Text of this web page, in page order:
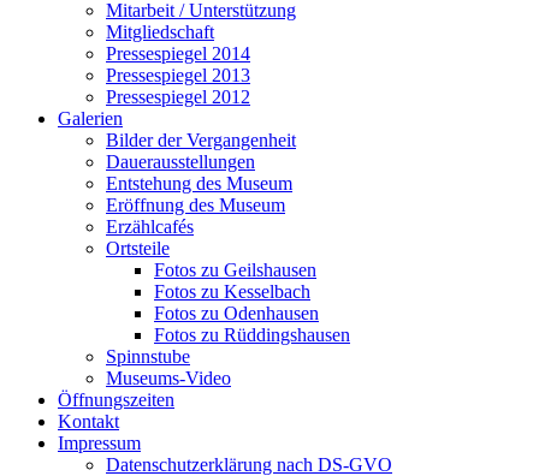
Mitarbeit / Unterstützung
Mitgliedschaft
Pressespiegel 2014
Pressespiegel 2013
Pressespiegel 2012
Galerien
Bilder der Vergangenheit
Dauerausstellungen
Entstehung des Museum
Eröffnung des Museum
Erzählcafés
Ortsteile
Fotos zu Geilshausen
Fotos zu Kesselbach
Fotos zu Odenhausen
Fotos zu Rüddingshausen
Spinnstube
Museums-Video
Öffnungszeiten
Kontakt
Impressum
Datenschutzerklärung nach DS-GVO